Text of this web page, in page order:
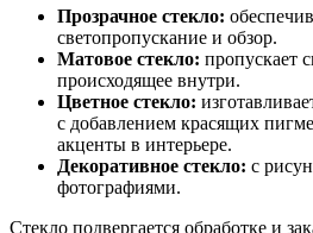
Прозрачное стекло:
светопропускание и обзор.
Матовое стекло: пропускает
происходящее внутри.
Цветное стекло:
с добавлением красящих
акценты в интерьере.
Декоративное стекло: с
фотографиями.
Стекло подвергается обработке и